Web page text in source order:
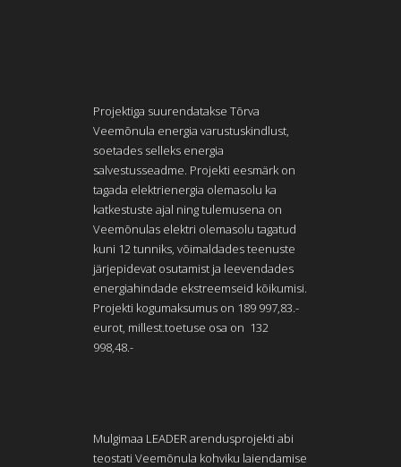
Projektiga suurendatakse Tõrva
Veemõnula energia varustuskindlust,
soetades selleks energia
salvestusseadme. Projekti eesmärk on
tagada elektrienergia olemasolu ka
katkestuste ajal ning tulemusena on
Veemõnulas elektri olemasolu tagatud
kuni 12 tunniks, võimaldades teenuste
järjepidevat osutamist ja leevendades
energiahindade ekstreemseid kõikumisi.
Projekti kogumaksumus on 189 997,83.-
eurot, millest.toetuse osa on 132
998,48.-
Mulgimaa LEADER arendusprojekti abi
teostati Veemõnula kohviku laiendamise